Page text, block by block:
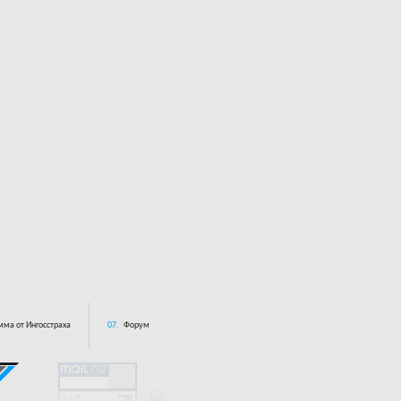
от Ингосстраха 07. Форум